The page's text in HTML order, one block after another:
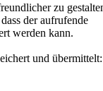
zu
der aufrufende
werden kann.
und übermittelt: